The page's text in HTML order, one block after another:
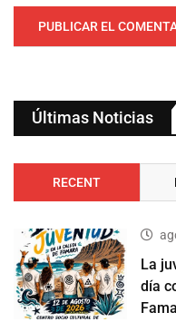
Últimas Noticias
RECENT
La
día